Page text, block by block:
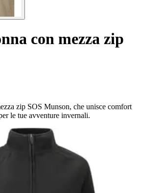
con mezza zip
zip SOS Munson, che unisce comfort
le tue avventure invernali.